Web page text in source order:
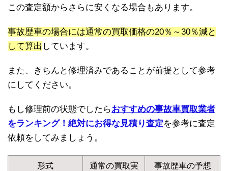
この査定額からさらに安くなる場合もあります。
事故歴車の場合には通常の買取価格の20％～30％減と
して算出 しています。
また、きちんと修理済みであることが前提として参考
にしてください。
もし修理前の状態でしたらおすすめの事故車買取業者
をランキング！絶対にお得な見積り査定を参考に査定
依頼をしてみましょう。
形式
通常の買取実
事故歴車の予想